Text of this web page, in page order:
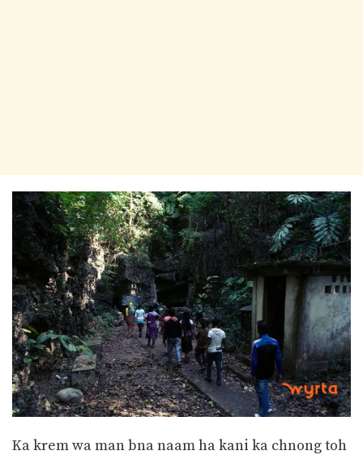
Ka krem wa man bna naam ha kani ka chnong toh